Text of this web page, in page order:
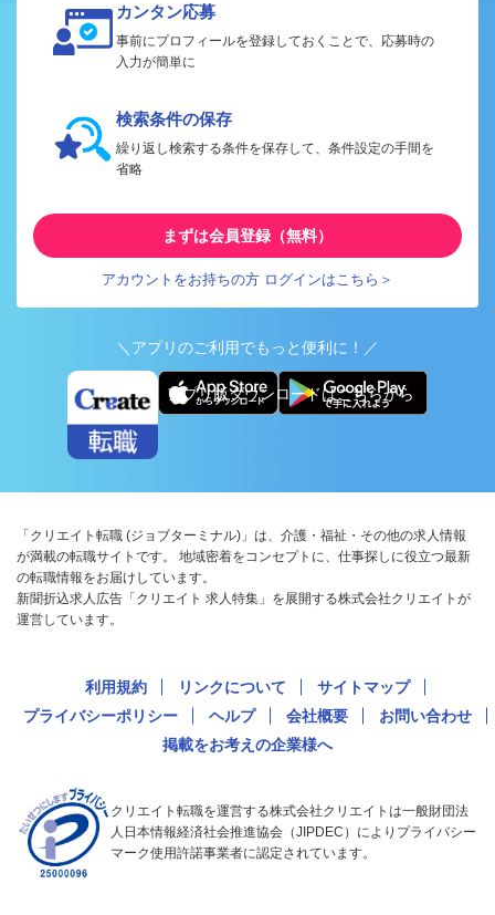
カンタン応募
事前にプロフィールを登録しておくことで、応募時の
入力が簡単に
検索条件の保存
繰り返し検索する条件を保存して、条件設定の手間を
省略
まずは会員登録（無料）
アカウントをお持ちの方 ログインはこちら＞
＼アプリのご利用でもっと便利に！／
アプリ版ダウンロードはこちらから
「クリエイト転職 (ジョブターミナル)」は、介護・福祉・その他の求人情報
が満載の転職サイトです。 地域密着をコンセプトに、仕事探しに役立つ最新
の転職情報をお届けしています。
新聞折込求人広告「クリエイト 求人特集」を展開する株式会社クリエイトが
運営しています。
利用規約 リンクについて
サイトマップ
プライバシーポリシー
ヘルプ 会社概要
お問い合わせ
掲載をお考えの企業様へ
クリエイト転職を運営する株式会社クリエイトは一般財団法
人日本情報経済社会推進協会（JIPDEC）によりプライバシー
マーク使用許諾事業者に認定されています。